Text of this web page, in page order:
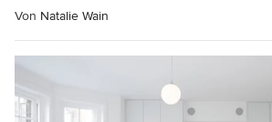
Von Natalie Wain